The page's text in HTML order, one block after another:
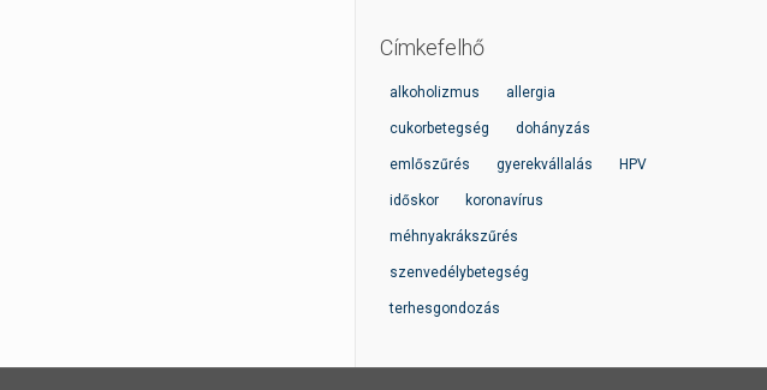
Címkefelhő
alkoholizmus allergia
cukorbetegség dohányzás
emlőszűrés gyerekvállalás HPV
időskor koronavírus
méhnyakrákszűrés
szenvedélybetegség
terhesgondozás